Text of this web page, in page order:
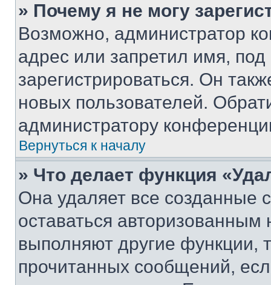
» Почему я не могу
Возможно, администратор
адрес или запретил имя,
зарегистрироваться. Он
новых пользователей.
администратору
Вернуться к началу
» Что делает функция
Она удаляет все созданные
оставаться
выполняют другие функции,
прочитанных сообщений,